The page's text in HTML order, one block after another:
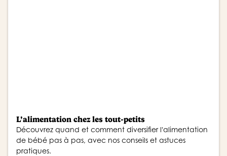
L’alimentation chez les tout-petits
Découvrez quand et comment diversifier l'alimentation
de bébé pas à pas, avec nos conseils et astuces
pratiques.